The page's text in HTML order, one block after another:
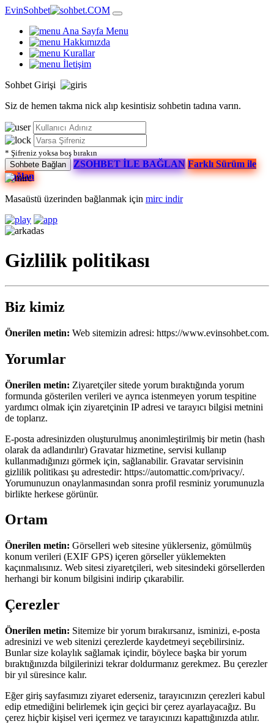
EvinSohbet
.COM
Ana Sayfa Menu
Hakkımızda
Kurallar
İletişim
Sohbet Girişi
Siz de hemen takma nick alıp kesintisiz sohbetin tadına varın.
* Şifreniz yoksa boş bırakın
Sohbete Bağlan
ZSOHBET İLE BAĞLAN Farklı Sürüm ile
Bağlan
Masaüstü üzerinden bağlanmak için mirc indir
Gizlilik politikası
Biz kimiz
Önerilen metin: Web sitemizin adresi: https://www.evinsohbet.com.
Yorumlar
Önerilen metin: Ziyaretçiler sitede yorum bıraktığında yorum
formunda gösterilen verileri ve ayrıca istenmeyen yorum tespitine
yardımcı olmak için ziyaretçinin IP adresi ve tarayıcı bilgisi metnini
de toplarız.
E-posta adresinizden oluşturulmuş anonimleştirilmiş bir metin (hash
olarak da adlandırılır) Gravatar hizmetine, servisi kullanıp
kullanmadığınızı görmek için, sağlanabilir. Gravatar servisinin
gizlilik politikası şu adrestedir: https://automattic.com/privacy/.
Yorumunuzun onaylanmasından sonra profil resminiz yorumunuzla
birlikte herkese görünür.
Ortam
Önerilen metin: Görselleri web sitesine yüklerseniz, gömülmüş
konum verileri (EXIF GPS) içeren görseller yüklemekten
kaçınmalısınız. Web sitesi ziyaretçileri, web sitesindeki görsellerden
herhangi bir konum bilgisini indirip çıkarabilir.
Çerezler
Önerilen metin: Sitemize bir yorum bırakırsanız, isminizi, e-posta
adresinizi ve web sitenizi çerezlerde kaydetmeyi seçebilirsiniz.
Bunlar size kolaylık sağlamak içindir, böylece başka bir yorum
bıraktığınızda bilgilerinizi tekrar doldurmanız gerekmez. Bu çerezler
bir yıl süresince kalır.
Eğer giriş sayfasımızı ziyaret ederseniz, tarayıcınızın çerezleri kabul
edip etmediğini belirlemek için geçici bir çerez ayarlayacağız. Bu
çerez hiçbir kişisel veri içermez ve tarayıcınızı kapattığınızda atılır.